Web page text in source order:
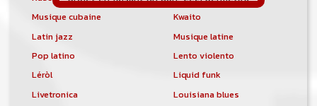
Musique cubaine
Kwaito
Latin jazz
Musique latine
Pop latino
Lento violento
Léròl
Liquid funk
Livetronica
Louisiana blues
de financer l'hébergement, le nom de
de développement du site, et peut-être
une campagne de communication. Il va
comptabilité sera totalement publique
visible directement sur le site.